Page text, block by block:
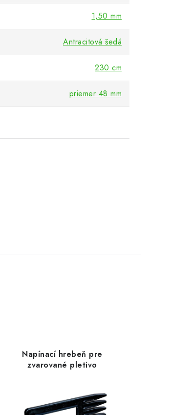
1,50 mm
Antracitová šedá
230 cm
priemer 48 mm
Napínací hrebeň pre
zvarované pletivo